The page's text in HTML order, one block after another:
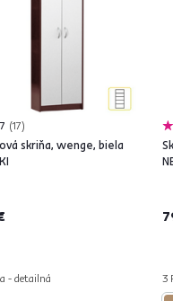
17
skriňa, wenge, biela
- detailná 3